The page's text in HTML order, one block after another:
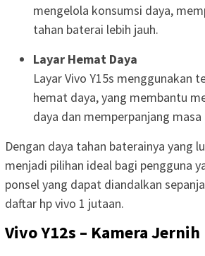
mengelola konsumsi daya,
tahan baterai lebih jauh.
Layar Hemat Daya
Layar Vivo Y15s menggunakan
hemat daya, yang membantu
daya dan memperpanjang
Dengan daya tahan baterainya yang
menjadi pilihan ideal bagi pengguna
ponsel yang dapat diandalkan
daftar hp vivo 1 jutaan.
Vivo Y12s – Kamera Jernih